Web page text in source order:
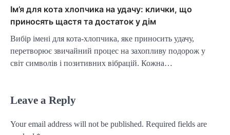
Ім’я для кота хлопчика на удачу: клички, що
приносять щастя та достаток у дім
Вибір імені для кота-хлопчика, яке приносить удачу,
перетворює звичайний процес на захопливу подорож у
світ символів і позитивних вібрацій. Кожна…
Leave a Reply
Your email address will not be published. Required fields are